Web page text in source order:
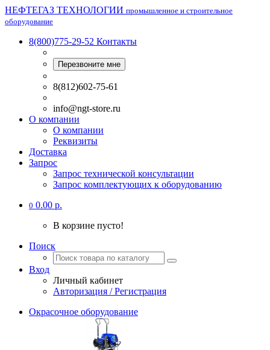
НЕФТЕГАЗ ТЕХНОЛОГИИ промышленное и строительное
оборудование
8(800)775-29-52 Контакты
Перезвоните мне
8(812)602-75-61
info@ngt-store.ru
О компании
О компании
Реквизиты
Доставка
Запрос
Запрос технической консультации
Запрос комплектующих к оборудованию
0 0.00 р.
В корзине пусто!
Поиск
Вход
Личный кабинет
Авторизация / Регистрация
Окрасочное оборудование